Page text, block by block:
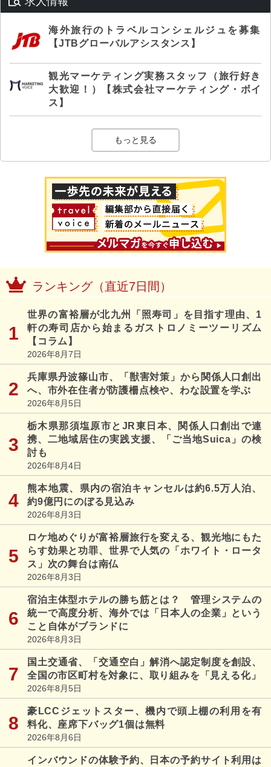
海外旅行のトラベルコンシェルジュを募集
【JTBグローバルアシスタンス】
観光マーケティング実務スタッフ（旅行好き
大歓迎！）【株式会社マーケティング・ボイ
ス】
もっと見る
ランキング（直近7日間）
世界の富裕層が北九州「照寿司」を目指す理由、1
軒の寿司店から始まるガストロノミーツーリズム
【コラム】
2026年8月7日
兵庫県丹波篠山市、「獣害対策」から関係人口創出
へ、市外在住者が防護柵点検や、わな設置を学ぶ
2026年8月5日
栃木県那須塩原市とJR東日本、関係人口創出で連
携、二地域居住の実践支援、「ご当地Suica」の検
討も
2026年8月4日
熊本地震、県内の宿泊キャンセルは約6.5万人泊、
約9億円にのぼる見込み
2026年8月3日
ロケ地めぐりが富裕層旅行を変える、観光地にもた
らす効果と功罪、世界で人気の「ホワイト・ロータ
ス」次の舞台は南仏
2026年8月3日
宿泊主体型ホテルの勝ち筋とは？ 管理システムの
統一で高度分析、海外では「日本人の企業」という
こと自体がブランドに
2026年8月3日
国土交通省、「交通空白」解消へ認定制度を創設、
全国の市区町村を対象に、取り組みを「見える化」
2026年8月5日
豪LCCジェットスター、機内で頭上棚の利用を有
料化、座席下バッグ1個は無料
2026年8月6日
インバウンドの体験予約、日本の予約サイト利用は